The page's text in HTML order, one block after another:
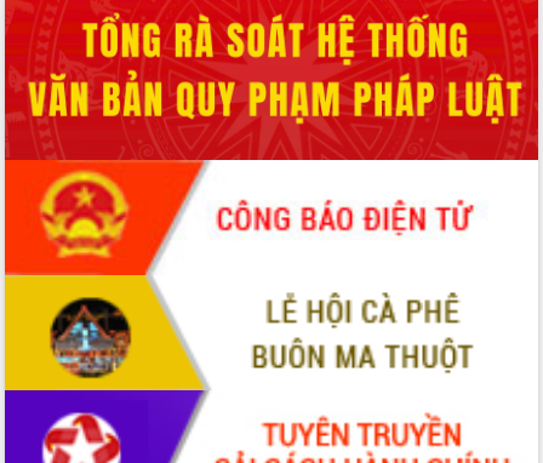
Đề án 06 tạo bước ngoặt đột phá trong
cải cách hành chính tỉnh Đắk Lắk
Kết nối tour, đẩy mạnh chuyển đổi số
để phát triển du lịch Đắk Lắk
Khởi động Dự án Đầu tư xây dựng hạ
tầng kỹ thuật Cụm công nghiệp Tân
Gặp mặt các cơ quan báo chí nhân Kỷ
niệm 101 năm Ngày Báo chí Cách
mạng Việt Nam
Đắk Lắk sơ kết 4 năm triển khai thực
hiện Đề án 06 của Chính phủ
Họp báo thông tin về Hội nghị Công bố
Quy hoạch và Xúc tiến đầu tư tỉnh Đắk
Khơi thông điểm nghẽn, đẩy nhanh
giải ngân vốn khắc phục thiên tai